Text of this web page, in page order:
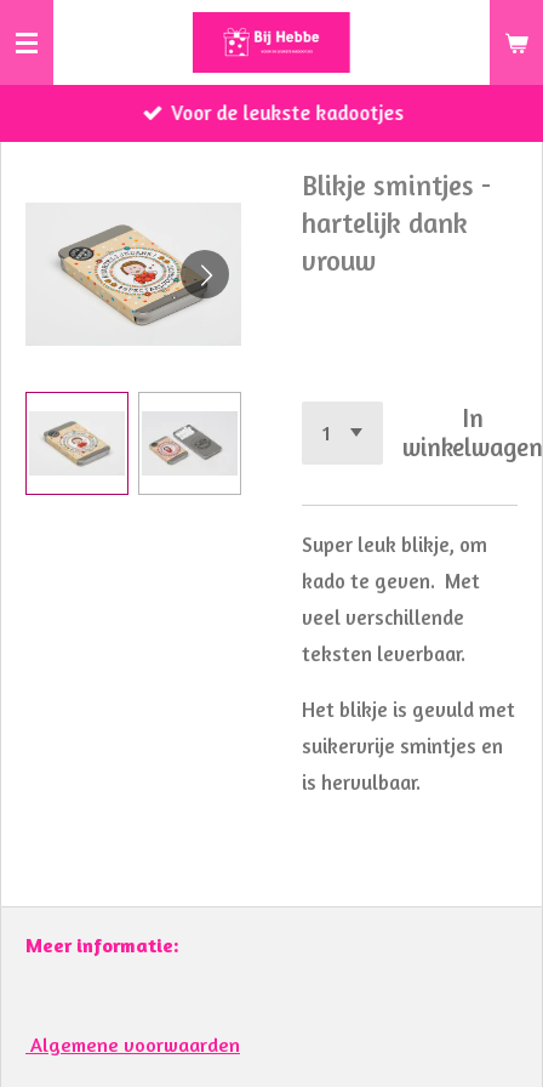
Ga
de
Voor de leukste kadootjes
Blikje smintjes -
hartelijk dank
vrouw
In
winkelwagen
Super leuk blikje, om
kado te geven. Met
veel verschillende
teksten leverbaar.
Het blikje is gevuld met
suikervrije smintjes en
is hervulbaar.
Meer informatie:
Algemene voorwaarden